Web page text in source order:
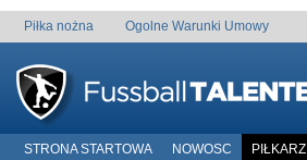
Piłka nożna Ogolne Warunki Umowy
STRONA STARTOWA NOWOSC PIŁKARZ